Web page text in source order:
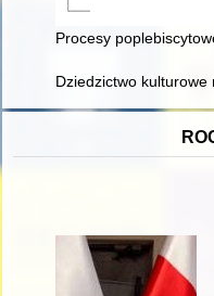
Procesy
Dziedzictwo kulturowe